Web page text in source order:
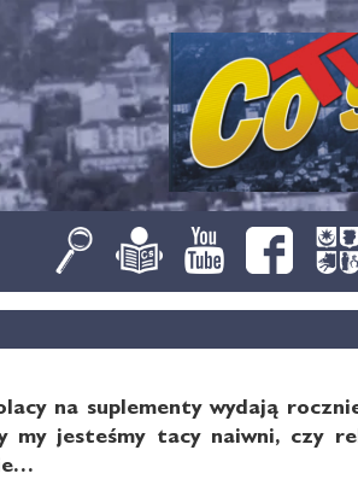
na suplementy wydają
my jesteśmy tacy naiwni, czy